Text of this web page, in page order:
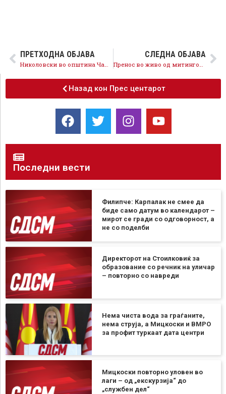
ПРЕТХОДНА ОБЈАВА СЛЕДНА ОБЈАВА
Назад кон Прес центарот
Последни вести
Филипче: Карпалак не смее да
биде само датум во календарот –
мирот се гради со одговорност, а
не со поделби
Директорот на Стоилковиќ за
образование со речник на уличар
– повторно со навреди
Нема чиста вода за граѓаните,
нема струја, а Мицкоски и ВМРО
за профит туркаат дата центри
Мицкоски повторно уловен во
лаги – од „екскурзија“ до
„службен дел“